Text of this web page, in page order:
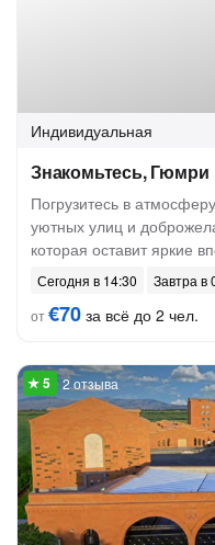
Индивидуальная
Знакомьтесь, Гюмри
Погрузитесь в
уютных улиц и
которая оставит яркие
Сегодня в 14:30
Завтра в
от€70 за всё до 2 чел.
2 отзыва